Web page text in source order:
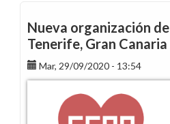
Nueva organización
Tenerife, Gran Canaria
Mar, 29/09/2020 - 13:54